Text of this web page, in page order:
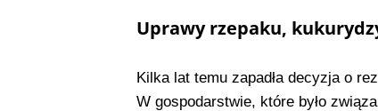
Uprawy rzepaku,
Kilka lat temu zapadła decyzja o
W gospodarstwie, które było